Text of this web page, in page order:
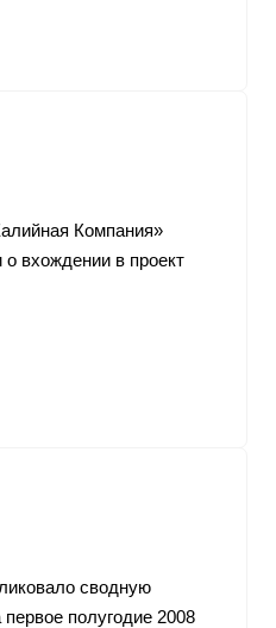
Компания»
вхождении в проект
сводную
полугодие 2008